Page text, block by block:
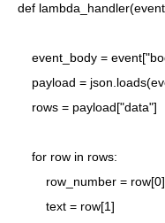
def
event_body =
payload =
    rows = payload["data"]
    for row in rows:
        row_number = row[0]
        text = row[1]